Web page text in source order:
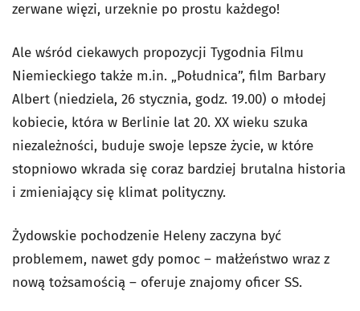
zerwane więzi, urzeknie po prostu każdego!
Ale wśród ciekawych propozycji Tygodnia Filmu
Niemieckiego także m.in. „Południca”, film Barbary
Albert (niedziela, 26 stycznia, godz. 19.00) o młodej
kobiecie, która w Berlinie lat 20. XX wieku szuka
niezależności, buduje swoje lepsze życie, w które
stopniowo wkrada się coraz bardziej brutalna historia
i zmieniający się klimat polityczny.
Żydowskie pochodzenie Heleny zaczyna być
problemem, nawet gdy pomoc – małżeństwo wraz z
nową tożsamością – oferuje znajomy oficer SS.